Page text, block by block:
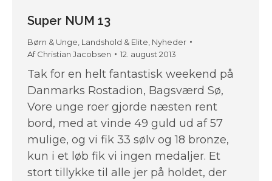
Super NUM 13
Børn & Unge Landshold & Elite Nyheder
AfChristian Jacobsen 12. august 2013
Tak for en helt fantastisk weekend på
Danmarks Rostadion, Bagsværd Sø,
Vore unge roer gjorde næsten rent
bord, med at vinde 49 guld ud af 57
mulige, og vi fik 33 sølv og 18 bronze,
kun i et løb fik vi ingen medaljer. Et
stort tillykke til alle jer på holdet, der